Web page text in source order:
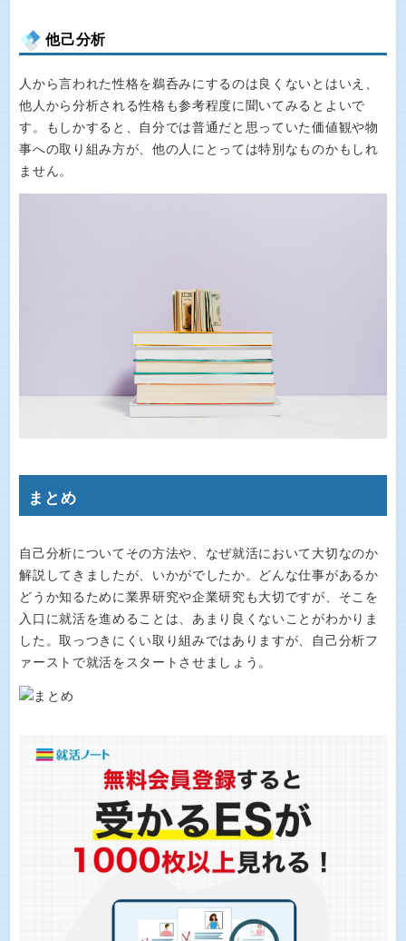
他己分析
人から言われた性格を鵜呑みにするのは良くないとはいえ、
他人から分析される性格も参考程度に聞いてみるとよいで
す。もしかすると、自分では普通だと思っていた価値観や物
事への取り組み方が、他の人にとっては特別なものかもしれ
ません。
まとめ
自己分析についてその方法や、なぜ就活において大切なのか
解説してきましたが、いかがでしたか。どんな仕事があるか
どうか知るために業界研究や企業研究も大切ですが、そこを
入口に就活を進めることは、あまり良くないことがわかりま
した。取っつきにくい取り組みではありますが、自己分析フ
ァーストで就活をスタートさせましょう。